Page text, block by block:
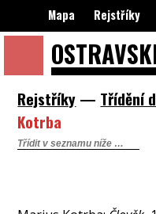
Mapa Rejstříky
Rejstříky — Třídění
Kotrba